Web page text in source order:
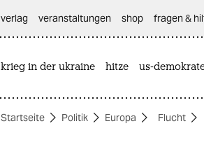
themen
verlag
veranstaltungen shop fragen &
krieg in der ukraine hitze us-
Startseite Politik Europa Flucht